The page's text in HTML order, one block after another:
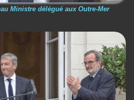
Ministre délégué aux Outre-Mer